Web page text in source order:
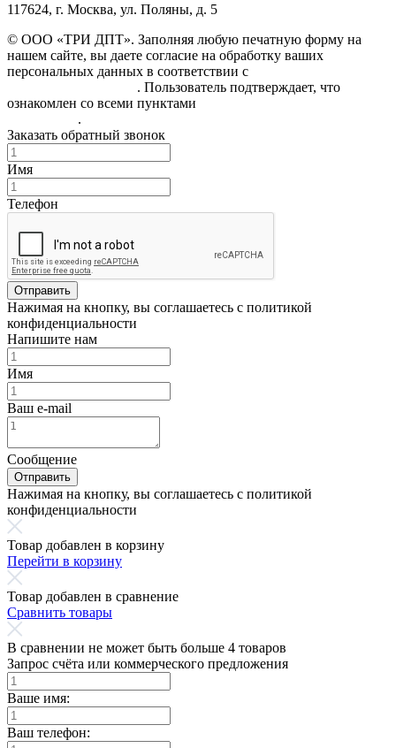
117624, г. Москва, ул. Поляны, д. 5
© ООО «ТРИ ДПТ». Заполняя любую печатную форму на
нашем сайте, вы даете согласие на обработку ваших
персональных данных в соответствии с
. Пользователь подтверждает, что
ознакомлен со всеми пунктами
.
Заказать обратный звонок
Имя
Телефон
Отправить
Нажимая на кнопку, вы соглашаетесь с политикой
конфиденциальности
Напишите нам
Имя
Ваш e-mail
Сообщение
Отправить
Нажимая на кнопку, вы соглашаетесь с политикой
конфиденциальности
Товар добавлен в корзину
Перейти в корзину
Товар добавлен в сравнение
Сравнить товары
В сравнении не может быть больше 4 товаров
Запрос счёта или коммерческого предложения
Ваше имя:
Ваш телефон: